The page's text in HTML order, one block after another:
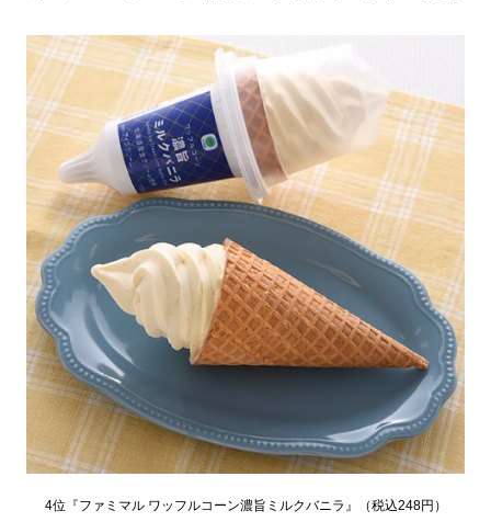
4位『ファミマル ワッフルコーン濃旨ミルクバニラ』（税込248円）